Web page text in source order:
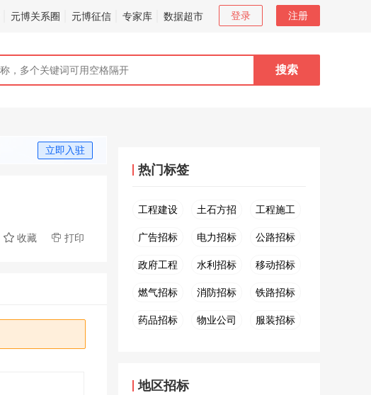
元博关系圈 元博征信 专家库 数据超市 登录 注册
搜索
立即入驻
 收藏  打印
热门标签
工程建设 土石方招 工程施工
广告招标 电力招标 公路招标
政府工程 水利招标 移动招标
燃气招标 消防招标 铁路招标
药品招标 物业公司 服装招标
地区招标